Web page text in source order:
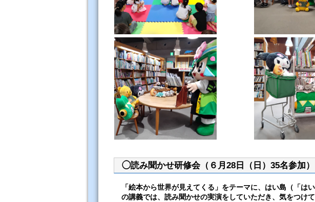
◯読み聞かせ研修会（６月28日（日）35名参加）
「絵本から世界が見えてくる」をテーマに、はい島（「
の講義では、読み聞かせの実演をしていただき、気をつけ